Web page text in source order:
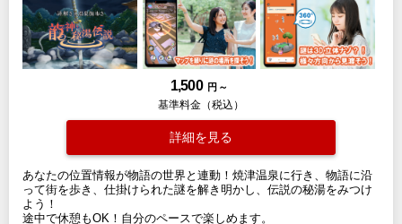
1,500 円 ～
基準料金（税込）
詳細を見る
あなたの位置情報が物語の世界と連動！焼津温泉に行き、物語に沿
って街を歩き、仕掛けられた謎を解き明かし、伝説の秘湯をみつけ
よう！
途中で休憩もOK！自分のペースで楽しめます。